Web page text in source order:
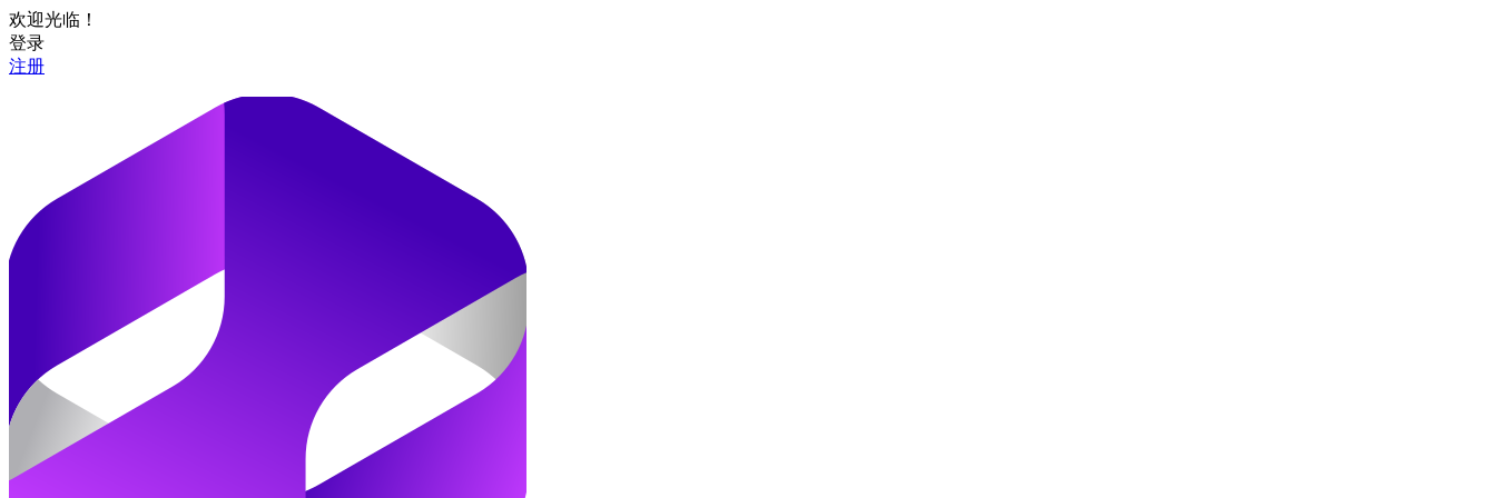
欢迎光临！
登录
注册